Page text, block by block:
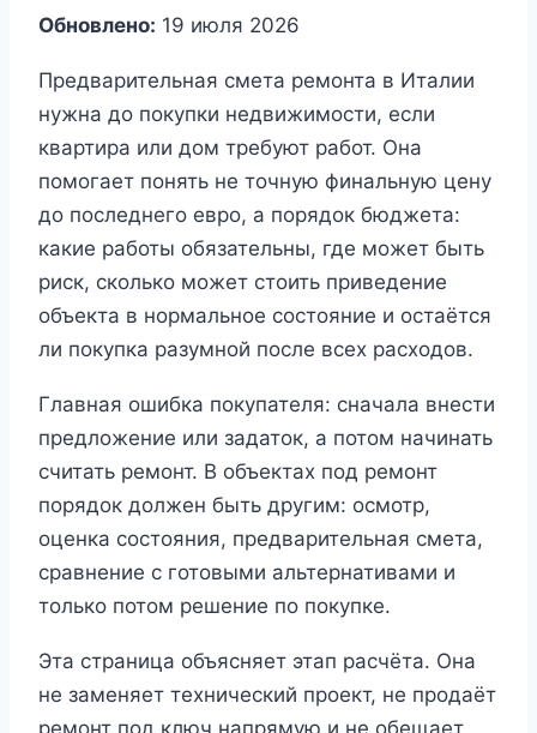
Обновлено: 19 июля 2026
Предварительная смета ремонта в Италии
нужна до покупки недвижимости, если
квартира или дом требуют работ. Она
помогает понять не точную финальную цену
до последнего евро, а порядок бюджета:
какие работы обязательны, где может быть
риск, сколько может стоить приведение
объекта в нормальное состояние и остаётся
ли покупка разумной после всех расходов.
Главная ошибка покупателя: сначала внести
предложение или задаток, а потом начинать
считать ремонт. В объектах под ремонт
порядок должен быть другим: осмотр,
оценка состояния, предварительная смета,
сравнение с готовыми альтернативами и
только потом решение по покупке.
Эта страница объясняет этап расчёта. Она
не заменяет технический проект, не продаёт